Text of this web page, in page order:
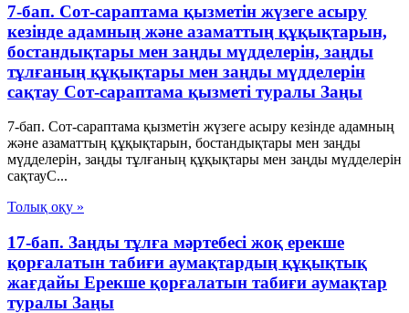
7-бап. Сот-сараптама қызметін жүзеге асыру
кезінде адамның және азаматтың құқықтарын,
бостандықтары мен заңды мүдделерін, заңды
тұлғаның құқықтары мен заңды мүдделерін
сақтау Cот-сараптама қызметі туралы Заңы
7-бап. Сот-сараптама қызметін жүзеге асыру кезінде адамның
және азаматтың құқықтарын, бостандықтары мен заңды
мүдделерін, заңды тұлғаның құқықтары мен заңды мүдделерін
сақтауC...
Толық оқу »
17-бап. Заңды тұлға мәртебесi жоқ ерекше
қорғалатын табиғи аумақтардың құқықтық
жағдайы Ерекше қорғалатын табиғи аумақтар
туралы Заңы